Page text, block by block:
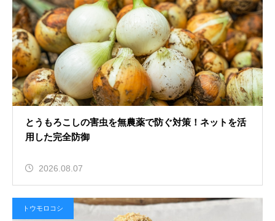
とうもろこしの害虫を無農薬で防ぐ対策！ネットを活
用した完全防御
2026.08.07
トウモロコシ